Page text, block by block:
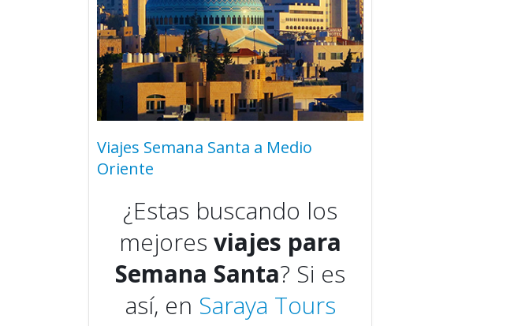
Viajes Semana Santa a Medio
Oriente
¿Estas buscando los
mejores viajes para
Semana Santa? Si es
así, en Saraya Tours